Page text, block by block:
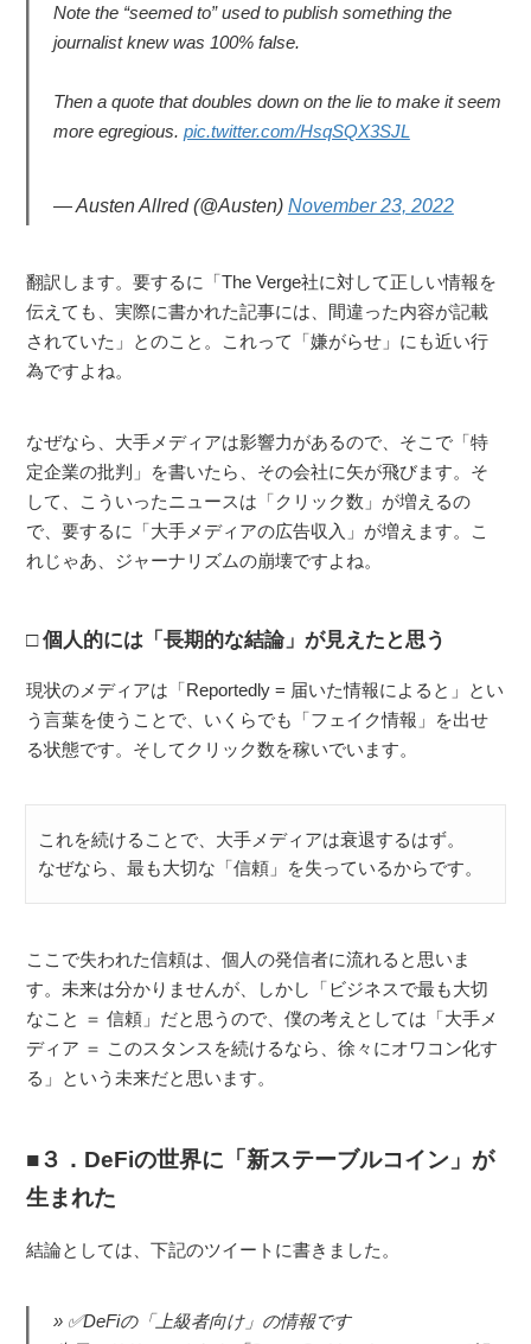
Note the “seemed to” used to publish something the
journalist knew was 100% false.
Then a quote that doubles down on the lie to make it seem
more egregious. pic.twitter.com/HsqSQX3SJL
— Austen Allred (@Austen) November 23, 2022
翻訳します。要するに「The Verge社に対して正しい情報を
伝えても、実際に書かれた記事には、間違った内容が記載
されていた」とのこと。これって「嫌がらせ」にも近い行
為ですよね。
なぜなら、大手メディアは影響力があるので、そこで「特
定企業の批判」を書いたら、その会社に矢が飛びます。そ
して、こういったニュースは「クリック数」が増えるの
で、要するに「大手メディアの広告収入」が増えます。こ
れじゃあ、ジャーナリズムの崩壊ですよね。
個人的には「長期的な結論」が見えたと思う
現状のメディアは「Reportedly = 届いた情報によると」とい
う言葉を使うことで、いくらでも「フェイク情報」を出せ
る状態です。そしてクリック数を稼いでいます。
これを続けることで、大手メディアは衰退するはず。
なぜなら、最も大切な「信頼」を失っているからです。
ここで失われた信頼は、個人の発信者に流れると思いま
す。未来は分かりませんが、しかし「ビジネスで最も大切
なこと ＝ 信頼」だと思うので、僕の考えとしては「大手メ
ディア ＝ このスタンスを続けるなら、徐々にオワコン化す
る」という未来だと思います。
３．DeFiの世界に「新ステーブルコイン」が
生まれた
結論としては、下記のツイートに書きました。
✅DeFiの「上級者向け」の情報です